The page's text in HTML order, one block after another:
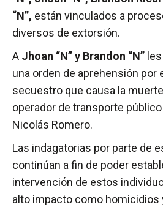
“N”, están vinculados a
diversos de extorsión.
A Jhoan “N” y Brandon “N”
una orden de aprehensión por
secuestro que causa la
operador de transporte
Nicolás Romero.
Las indagatorias por parte de
continúan a fin de poder
intervención de estos
alto impacto como